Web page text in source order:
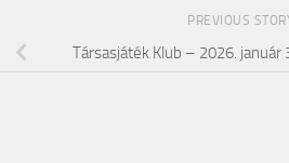
PREVIOUS
Társasjáték Klub – 2026. január